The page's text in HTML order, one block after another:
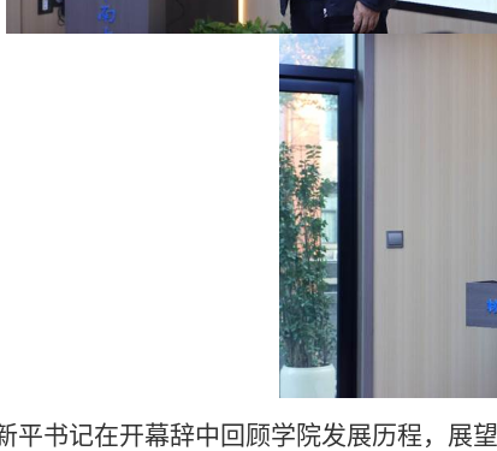
平书记在开幕辞中回顾学院发展历程，展